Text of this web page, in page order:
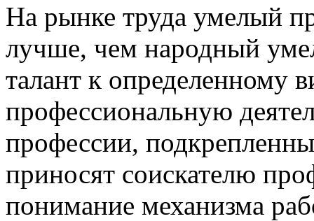
На рынке труда умелый
лучше, чем народный
талант к определенному
профессиональную
профессии,
приносят соискателю
понимание механизма